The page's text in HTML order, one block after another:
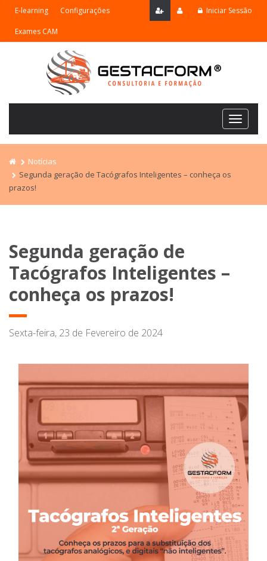
E-learning Configurações
Exames CAM
Iniciar Sessão
Notícias
Segunda geração de Tacógrafos Inteligentes – conheça os
prazos!
Segunda geração de
Tacógrafos Inteligentes –
conheça os prazos!
Sexta-feira, 23 de Fevereiro de 2024